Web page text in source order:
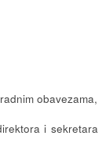
obavezama,
i sekretara